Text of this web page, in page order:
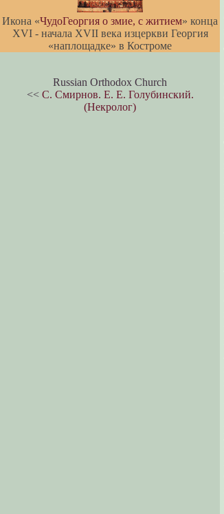
Икона «ЧудоГеоргия о змие, с житием» конца
XVI - начала XVII века изцеркви Георгия
«наплощадке» в Костроме
Russian Orthodox Church
<< С. Смирнов. Е. Е. Голубинский.
(Некролог)